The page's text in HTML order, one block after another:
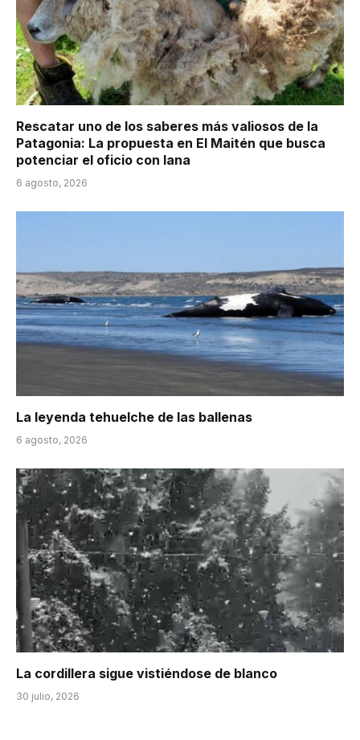
Rescatar uno de los saberes más valiosos de la
Patagonia: La propuesta en El Maitén que busca
potenciar el oficio con lana
6 agosto, 2026
La leyenda tehuelche de las ballenas
6 agosto, 2026
La cordillera sigue vistiéndose de blanco
30 julio, 2026